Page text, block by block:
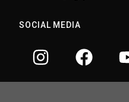
SOCIAL MEDIA